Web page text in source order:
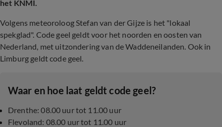
het KNMI.
Volgens meteoroloog Stefan van der Gijze is het "lokaal
spekglad". Code geel geldt voor het noorden en oosten van
Nederland, met uitzondering van de Waddeneilanden. Ook in
Limburg geldt code geel.
Waar en hoe laat geldt code geel?
Drenthe: 08.00 uur tot 11.00 uur
Flevoland: 08.00 uur tot 11.00 uur